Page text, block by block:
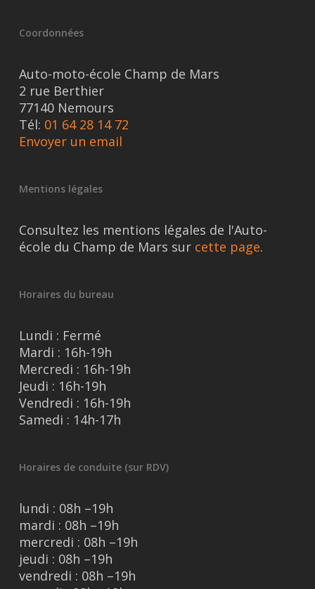
Coordonnées
Auto-moto-école Champ de Mars
2 rue Berthier
77140 Nemours
Tél: 01 64 28 14 72
Envoyer un email
Mentions légales
Consultez les mentions légales de l'Auto-
école du Champ de Mars sur cette page.
Horaires du bureau
Lundi : Fermé
Mardi : 16h-19h
Mercredi : 16h-19h
Jeudi : 16h-19h
Vendredi : 16h-19h
Samedi : 14h-17h
Horaires de conduite (sur RDV)
lundi : 08h –19h
mardi : 08h –19h
mercredi : 08h –19h
jeudi : 08h –19h
vendredi : 08h –19h